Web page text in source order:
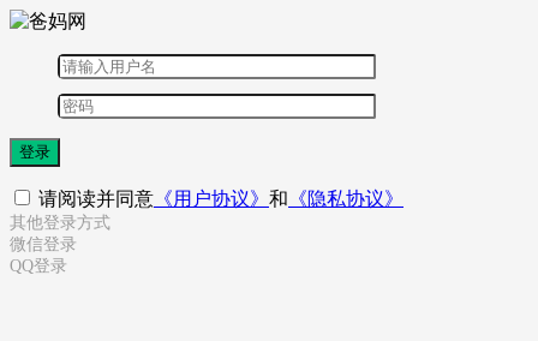
登录
请阅读并同意 《用户协议》 和 《隐私协议》
其他登录方式
微信登录
QQ登录